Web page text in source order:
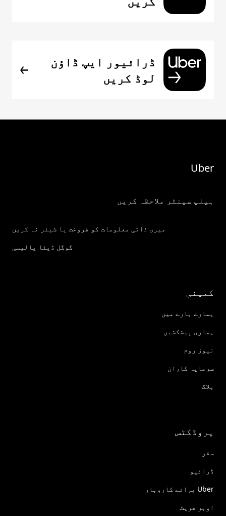
ڈرائیور ایپ ڈاؤن
لوڈ کریں
Uber
ہیلپ سینٹر ملاحظہ کریں
میری ذاتی معلومات کو فروخت یا شیئر نہ کریں
گوگل ڈیٹا پالیسی
کمپنی
ہمارے بارے میں
ہماری پیشکشیں
نیوز روم
سرمایہ کاران
بلاگ
پروڈکٹس
سفر
ڈرائیو
Uber برائے کاروبار
اوبر فریٹ